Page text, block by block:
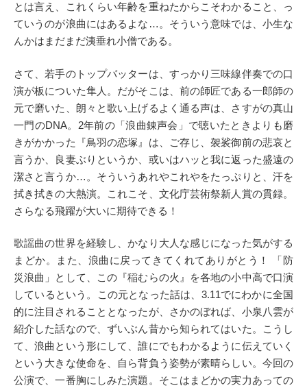
とは言え、これくらい年齢を重ねたからこそわかること、っ
ていうのが浪曲にはあるよな…。そういう意味では、小生な
んかはまだまだ洟垂れ小僧である。
さて、若手のトップバッターは、すっかり三味線伴奏での口
演が板についた隼人。だがそこは、前の師匠である一郎師の
元で磨いた、朗々と歌い上げるよく通る声は、さすがの真山
一門のDNA。2年前の「浪曲錬声会」で聴いたときよりも磨
きがかかった『鳥羽の恋塚』は、ご存じ、袈裟御前の悲哀と
言うか、良妻ぶりというか、或いはハッと我に返った盛遠の
潔さと言うか…。そういうあれやこれやをたっぷりと、汗を
拭き拭きの大熱演。これこそ、文化庁芸術祭新人賞の貫録。
さらなる飛躍が大いに期待できる！
歌謡曲の世界を経験し、かなり大人な感じになった気がする
まどか。また、浪曲に戻ってきてくれてありがとう！ 「防
災浪曲」として、この『稲むらの火』を各地の小中高で口演
しているという。この元となった話は、3.11でにわかに全国
的に注目されることとなったが、さかのぼれば、小泉八雲が
紹介した話なので、ずいぶん昔から知られてはいた。こうし
て、浪曲という形にして、誰にでもわかるように伝えていく
という大きな使命を、自ら背負う姿勢が素晴らしい。今回の
公演で、一番胸にしみた演題。そこはまどかの実力あっての